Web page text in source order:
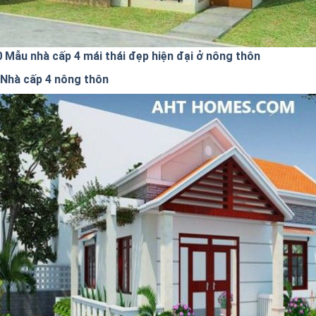
Mẫu nhà cấp 4 mái thái đẹp hiện đại ở nông thôn
Nhà cấp 4 nông thôn